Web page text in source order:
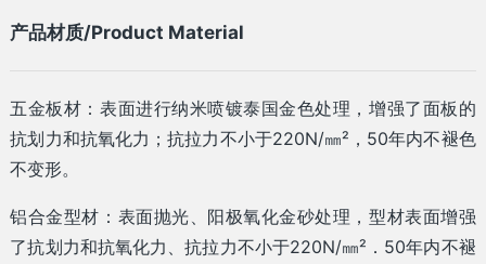
产品材质/Product Material
五金板材：表面进行纳米喷镀泰国金色处理，增强了面板的
抗划力和抗氧化力；抗拉力不小于220N/㎜²，50年内不褪色
不变形。
铝合金型材：表面抛光、阳极氧化金砂处理，型材表面增强
了抗划力和抗氧化力、抗拉力不小于220N/㎜²．50年内不褪